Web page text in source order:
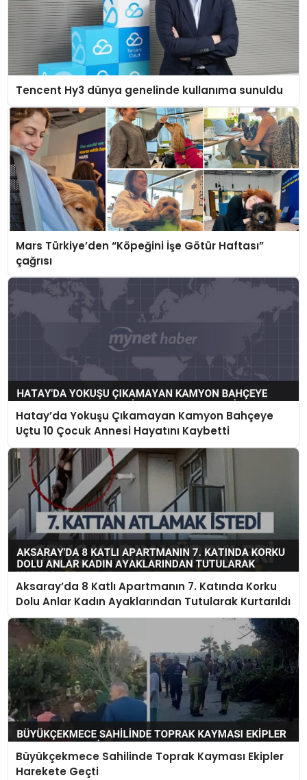
Tencent Hy3 dünya genelinde kullanıma sunuldu
Mars Türkiye’den “Köpeğini İşe Götür Haftası”
çağrısı
Hatay’da Yokuşu Çıkamayan Kamyon Bahçeye
Uçtu 10 Çocuk Annesi Hayatını Kaybetti
Aksaray’da 8 Katlı Apartmanın 7. Katında Korku
Dolu Anlar Kadın Ayaklarından Tutularak Kurtarıldı
Büyükçekmece Sahilinde Toprak Kayması Ekipler
Harekete Geçti